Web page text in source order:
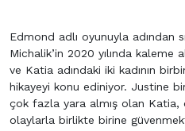
Edmond adlı oyunuyla adından
Michalik’in 2020 yılında kaleme
ve Katia adındaki iki kadının
hikayeyi konu ediniyor. Justine
çok fazla yara almış olan Katia,
olaylarla birlikte birine